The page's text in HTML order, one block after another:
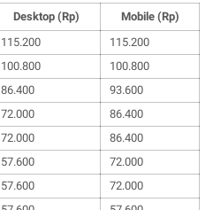
Desktop (Rp)
Mobile (Rp)
115.200
115.200
100.800
100.800
86.400
93.600
72.000
86.400
72.000
86.400
57.600
72.000
57.600
72.000